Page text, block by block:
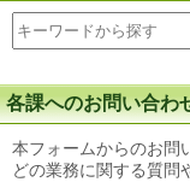
各課へのお問い合わ
本フォームからのお問
どの業務に関する質問